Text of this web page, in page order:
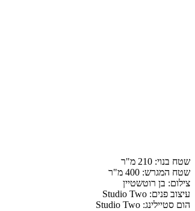
שטח בנוי:
מ"ר
שטח המגרש:
מ"ר
צילום: בן רוטשטיין
עיצוב פנים:
הום סטיילינג: